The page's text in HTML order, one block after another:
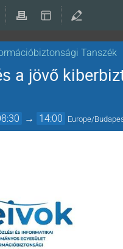
Tanszék
a jövő
→ 14:00 Europe/